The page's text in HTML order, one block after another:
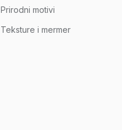
Prirodni motivi
Teksture i mermer